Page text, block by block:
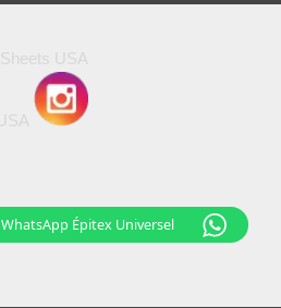
WhatsApp Épitex Universel